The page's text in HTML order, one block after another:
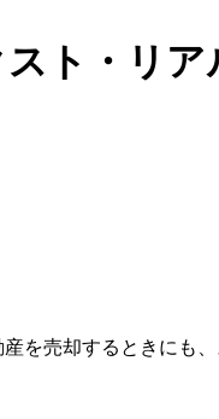
ト・リア
を売却するときにも